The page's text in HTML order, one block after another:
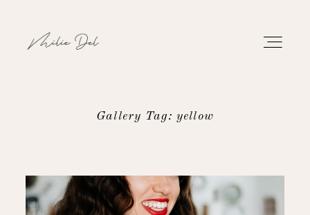
TRAVAUX
Gallery Tag: yellow